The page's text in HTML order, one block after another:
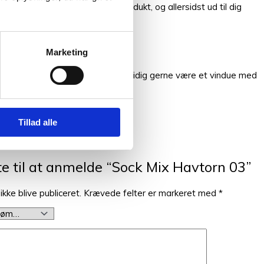
Marketing
Tillad alle
til det færdigspundede produkt, og allersidst ud til dig
trendy designs. Vi vil samtidig gerne være et vindue med
øvede strikkere og hæklere.
til at anmelde “Sock Mix Havtorn 03”
blive publiceret. Krævede felter er markeret med *